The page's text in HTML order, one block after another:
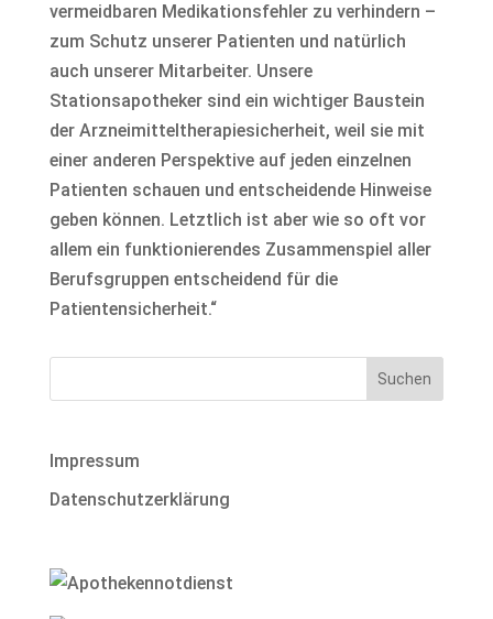
vermeidbaren Medikationsfehler zu verhindern –
zum Schutz unserer Patienten und natürlich
auch unserer Mitarbeiter. Unsere
Stationsapotheker sind ein wichtiger Baustein
der Arzneimitteltherapiesicherheit, weil sie mit
einer anderen Perspektive auf jeden einzelnen
Patienten schauen und entscheidende Hinweise
geben können. Letztlich ist aber wie so oft vor
allem ein funktionierendes Zusammenspiel aller
Berufsgruppen entscheidend für die
Patientensicherheit.“
Impressum
Datenschutzerklärung